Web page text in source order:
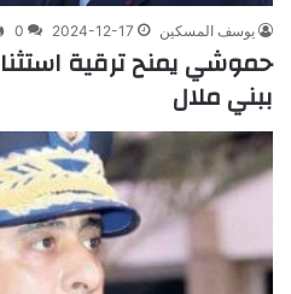
يوسف المسكين 2024-12-17
0
حموشي يمنح ترقية
ببني ملال